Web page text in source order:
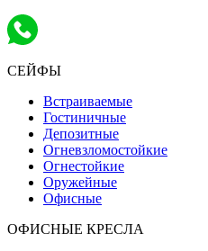
СЕЙФЫ
Встраиваемые
Гостиничные
Депозитные
Огневзломостойкие
Огнестойкие
Оружейные
Офисные
ОФИСНЫЕ КРЕСЛА